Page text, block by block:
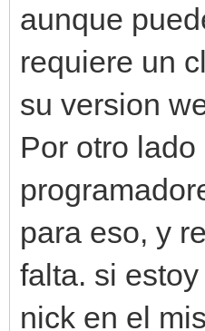
aunque
requiere un
su version
Por otro
para eso, y
falta. si
nick en el